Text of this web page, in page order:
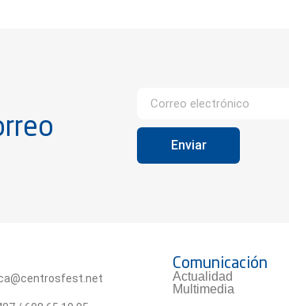
Enviar
Comunicación
Actualidad
Multimedia